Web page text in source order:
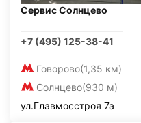
Сервис Солнцево
+7 (495) 125-38-41
Говорово(1,35 км)
Солнцево(930 м)
ул.Главмосстроя 7а